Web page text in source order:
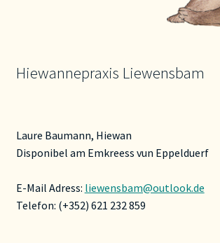
Hiewannepraxis Liewensbam
Laure Baumann, Hiewan
Disponibel am Emkreess vun Eppelduerf
E-Mail Adress: liewensbam@outlook.de
Telefon: (+352) 621 232 859